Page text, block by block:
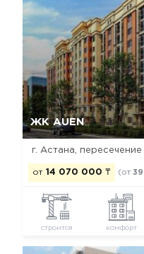
ЖК AUEN
от 14 070 000 ₸ (от
строится комфорт
Да,